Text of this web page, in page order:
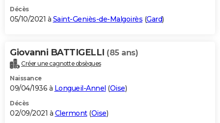
Décès
05/10/2021 à Saint-Geniès-de-Malgoirès (Gard)
Giovanni BATTIGELLI (85 ans)
Créer une cagnotte obsèques
Naissance
09/04/1936 à Longueil-Annel (Oise)
Décès
02/09/2021 à Clermont(Oise)